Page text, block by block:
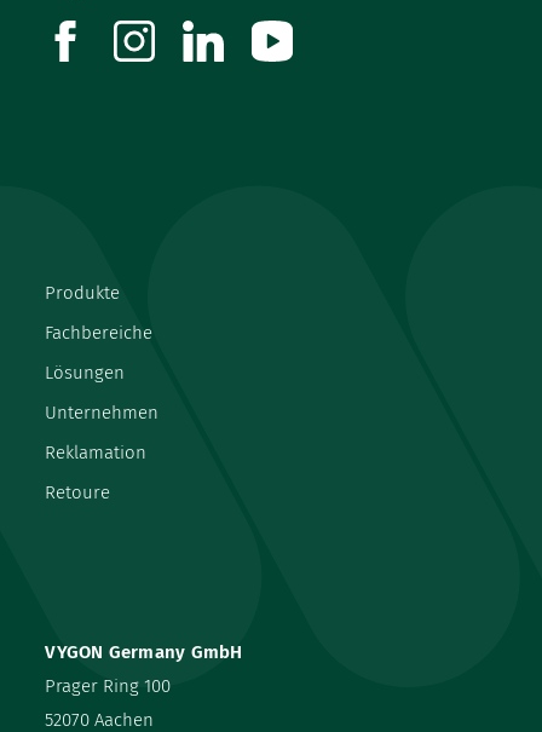
VYGON Germany GmbH
Prager Ring 100
52070 Aachen
Produkte
Fachbereiche
Lösungen
Unternehmen
Reklamation
Retoure